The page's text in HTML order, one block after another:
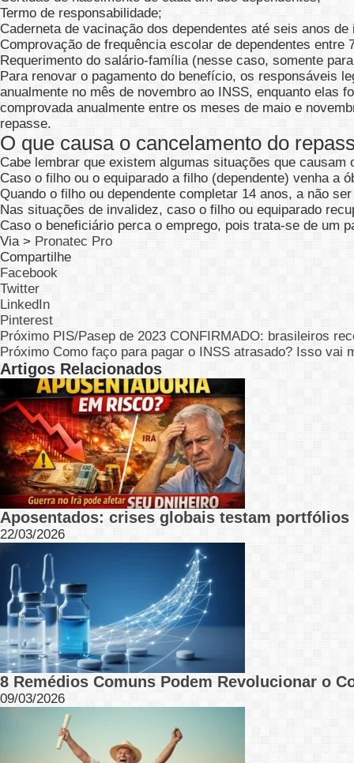
Termo de responsabilidade;
Caderneta de vacinação dos dependentes até seis anos de
Comprovação de frequência escolar de dependentes entre
Requerimento do salário-família (nesse caso, somente
Para renovar o pagamento do benefício, os responsáveis
anualmente no mês de novembro ao INSS, enquanto elas
comprovada anualmente entre os meses de maio e
repasse.
O que causa o cancelamento do
Cabe lembrar que existem algumas situações que
Caso o filho ou o equiparado a filho (dependente) venha a
Quando o filho ou dependente completar 14 anos, a não
Nas situações de invalidez, caso o filho ou equiparado
Caso o beneficiário perca o emprego, pois trata-se de um
Via > Pronatec Pro
Compartilhe
Facebook
Twitter
LinkedIn
Pinterest
Próximo PIS/Pasep de 2023 CONFIRMADO: brasileiros
Próximo Como faço para pagar o INSS atrasado? Isso vai
Artigos Relacionados
Aposentados: crises globais testam
22/03/2026
8 Remédios Comuns Podem Revolucionar o
09/03/2026